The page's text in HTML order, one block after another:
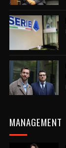
MANAGEMENT